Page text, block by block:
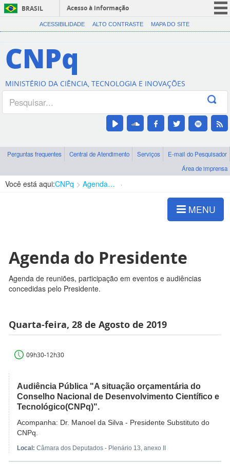
BRASIL
Acesso à informação
CORONAVÍRUS (COVID-19)
Canais
ACESSIBILIDADE ALTO CONTRASTE MAPA DO SITE
CNPq
MINISTÉRIO DA CIÊNCIA, TECNOLOGIA E INOVAÇÕES
Perguntas frequentes Central de Atendimento Serviços
E-mail do Pesquisador
Área de imprensa
Você está aqui:CNPq Agenda de autoridades
MENU
Agenda do Presidente
Agenda de reuniões, participação em eventos e audiências
concedidas pelo Presidente.
Quarta-feira, 28 de Agosto de 2019
09h30-12h30
Audiência Pública "A situação orçamentária do
Conselho Nacional de Desenvolvimento Científico e
Tecnológico(CNPq)".
Acompanha: Dr. Manoel da Silva - Presidente Substituto do
CNPq.
Local: Câmara dos Deputados - Plenário 13, anexo II